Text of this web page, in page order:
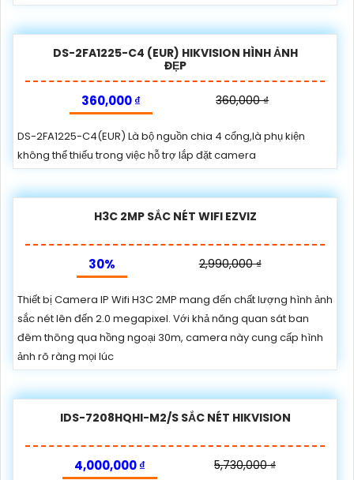
DS-2FA1225-C4 (EUR) HIKVISION HÌNH ẢNH
ĐẸP
360,000 ₫ 360,000 ₫
DS-2FA1225-C4(EUR) Là bộ nguồn chia 4 cổng,là phụ kiện
không thể thiếu trong việc hỗ trợ lắp đặt camera
H3C 2MP SẮC NÉT WIFI EZVIZ
30% 2,990,000 ₫
Thiết bị Camera IP Wifi H3C 2MP mang đến chất lượng hình ảnh
sắc nét lên đến 2.0 megapixel. Với khả năng quan sát ban
đêm thông qua hồng ngoại 30m, camera này cung cấp hình
ảnh rõ ràng mọi lúc
IDS-7208HQHI-M2/S SẮC NÉT HIKVISION
4,000,000 ₫ 5,730,000 ₫